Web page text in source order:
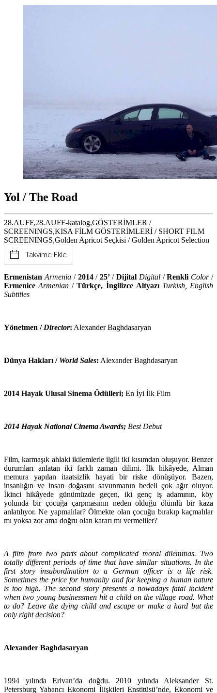
Yol / The Road
28.AUFF,28.AUFF-katalog,GÖSTERİMLER /
SCREENINGS,KISA FİLM GÖSTERİMLERİ / SHORT FILM
SCREENINGS,Golden Apricot Seçkisi / Golden Apricot Selection
Takvime Ekle
Ermenistan Armenia / 2014/25’/ DijitalDigital /Renkli Color/
ErmeniceArmenian/Türkçe, İngilizce Altyazı Turkish, English
Subtitles
Yönetmen / Director: Alexander Baghdasaryan
Dünya Hakları / World Sales: Alexander Baghdasaryan
2014 Hayak Ulusal Sinema Ödülleri; En İyi İlk Film
2014 Hayak National Cinema Awards; Best Debut
Film, karmaşık ahlaki ikilemlerle ilgili iki kısımdan oluşuyor. Benzer
durumları anlatan iki farklı zaman dilimi. İlk hikâyede, Alman
memura yapılan itaatsizlik hayati bir riske dönüşüyor. Bazen,
insanlığın ve insan doğasını savunmanın bedeli çok ağır oluyor.
İkinci hikâyede günümüzde geçen, iki genç iş adamının, köy
yolunda bir çocuğa çarpmasının neden olduğu ölümlü bir kaza
anlatılıyor. Ne yapmalılar? Ölmekte olan çocuğu bırakıp kaçmalılar
mı yoksa zor ama doğru olan kararı mı vermeliler?
A film from two parts about complicated moral dilemmas. Two
totally different periods of time that have similar situations. In the
first story insubordination to a German officer is a life risk.
Sometimes the price for humanity and for keeping a human nature
is too high. The second story presents a nowadays fatal incident
when two young businessmen hit a child on the village road. What
to do? Leave the dying child and escape or make a hard but the
only right decision?
Alexander Baghdasaryan
1994 yılında Erivan’da doğdu. 2010 yılında Aleksander St.
Petersburg Yabancı Ekonomi İlişkileri Enstitüsü’nde, Ekonomi ve